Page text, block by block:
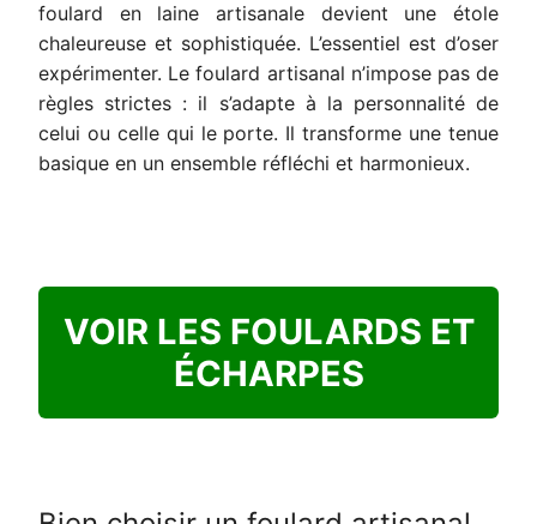
foulard en laine artisanale devient une étole
chaleureuse et sophistiquée. L’essentiel est d’oser
expérimenter. Le foulard artisanal n’impose pas de
règles strictes : il s’adapte à la personnalité de
celui ou celle qui le porte. Il transforme une tenue
basique en un ensemble réfléchi et harmonieux.
VOIR LES FOULARDS ET
ÉCHARPES